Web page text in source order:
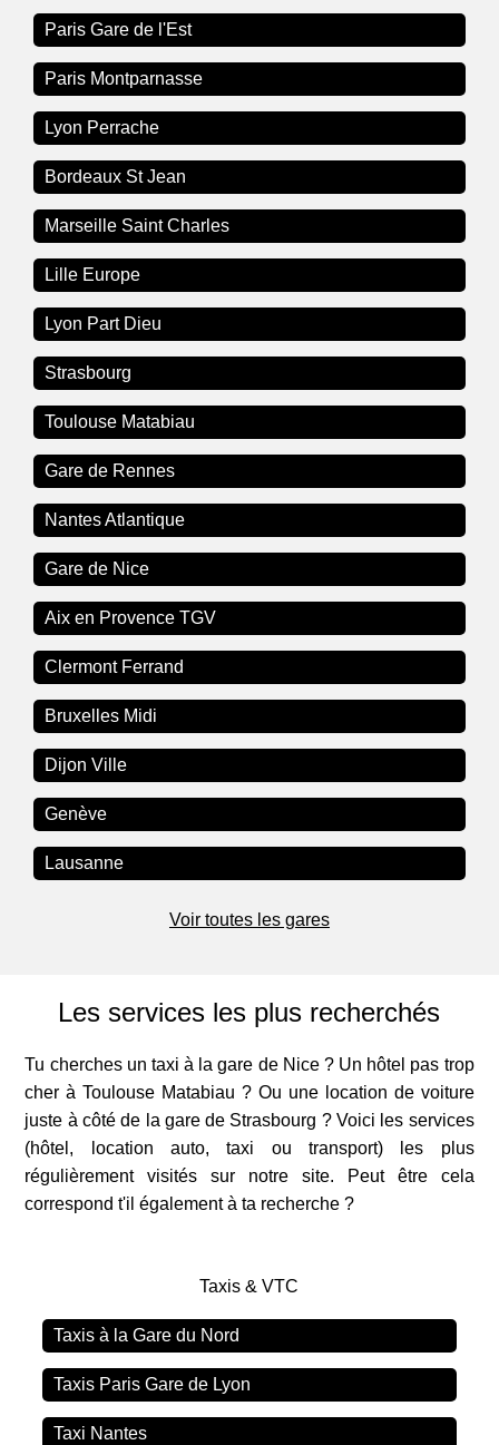
Paris Gare de l'Est
Paris Montparnasse
Lyon Perrache
Bordeaux St Jean
Marseille Saint Charles
Lille Europe
Lyon Part Dieu
Strasbourg
Toulouse Matabiau
Gare de Rennes
Nantes Atlantique
Gare de Nice
Aix en Provence TGV
Clermont Ferrand
Bruxelles Midi
Dijon Ville
Genève
Lausanne
Voir toutes les gares
Les services les plus recherchés
Tu cherches un taxi à la gare de Nice ? Un hôtel pas trop
cher à Toulouse Matabiau ? Ou une location de voiture
juste à côté de la gare de Strasbourg ? Voici les services
(hôtel, location auto, taxi ou transport) les plus
régulièrement visités sur notre site. Peut être cela
correspond t'il également à ta recherche ?
Taxis & VTC
Taxis à la Gare du Nord
Taxis Paris Gare de Lyon
Taxi Nantes